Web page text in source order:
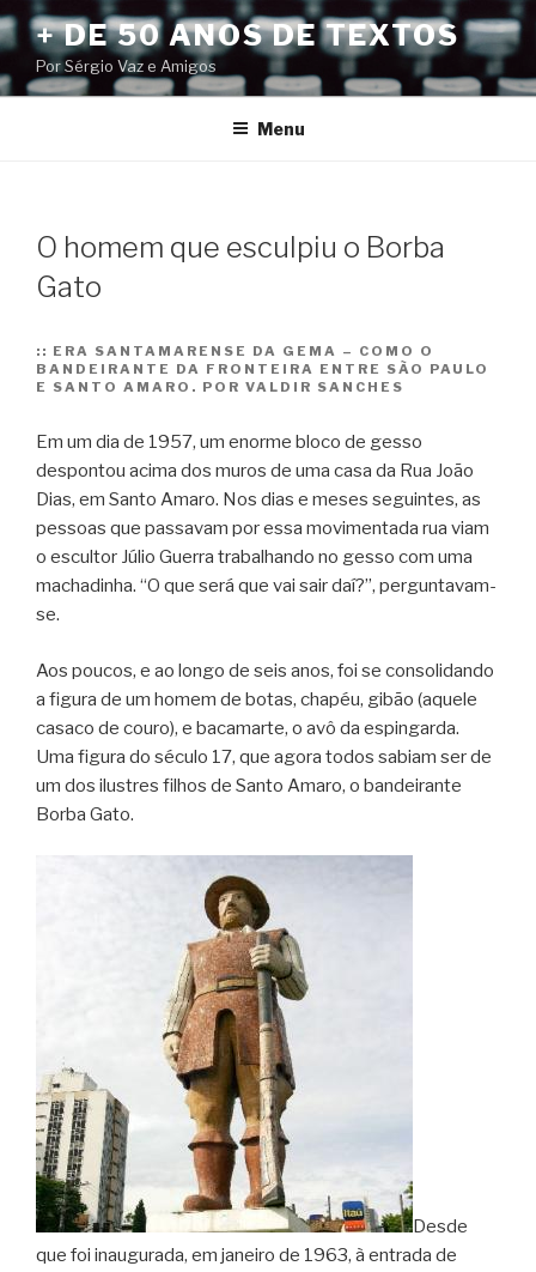
Pular
para
o
conteúdo
+ DE 50 ANOS DE TEXTOS
Por Sérgio Vaz e Amigos
Menu
O homem que esculpiu o Borba
Gato
:: ERA SANTAMARENSE DA GEMA – COMO O
BANDEIRANTE DA FRONTEIRA ENTRE SÃO PAULO
E SANTO AMARO. POR VALDIR SANCHES
Em um dia de 1957, um enorme bloco de gesso
despontou acima dos muros de uma casa da Rua João
Dias, em Santo Amaro. Nos dias e meses seguintes, as
pessoas que passavam por essa movimentada rua viam
o escultor Júlio Guerra trabalhando no gesso com uma
machadinha. “O que será que vai sair daí?”, perguntavam-
se.
Aos poucos, e ao longo de seis anos, foi se consolidando
a figura de um homem de botas, chapéu, gibão (aquele
casaco de couro), e bacamarte, o avô da espingarda.
Uma figura do século 17, que agora todos sabiam ser de
um dos ilustres filhos de Santo Amaro, o bandeirante
Borba Gato.
Desde
que foi inaugurada, em janeiro de 1963, à entrada de